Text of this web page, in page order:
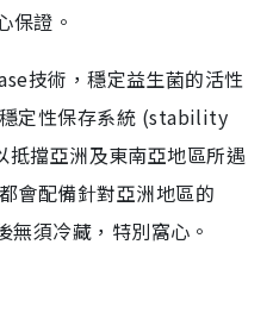
保證。
技術，穩定益生菌的活性
定性保存系統 (stability
擋亞洲及東南亞地區所遇
會配備針對亞洲地區的
須冷藏，特別窩心。